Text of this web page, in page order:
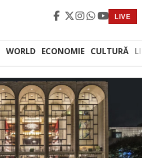
LIVE
WORLD ECONOMIE CULTURĂ